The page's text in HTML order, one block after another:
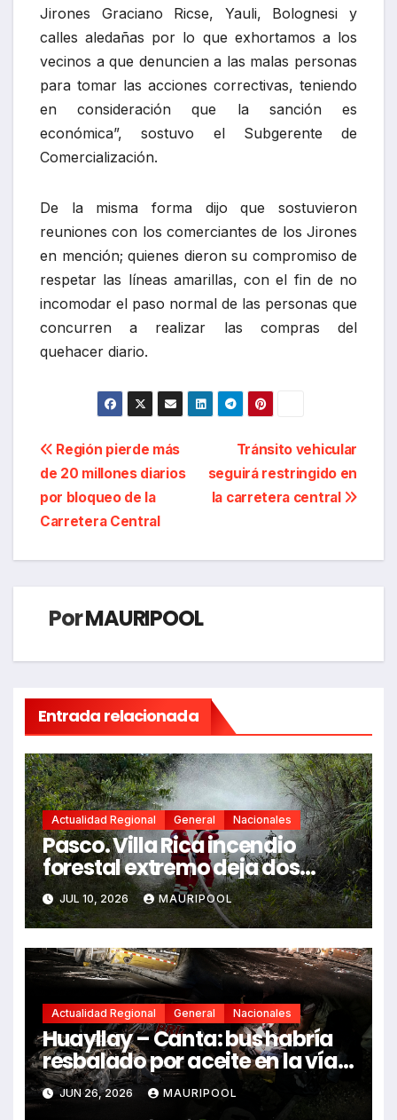
Jirones Graciano Ricse, Yauli, Bolognesi y
calles aledañas por lo que exhortamos a los
vecinos a que denuncien a las malas personas
para tomar las acciones correctivas, teniendo
en consideración que la sanción es
económica”, sostuvo el Subgerente de
Comercialización.
De la misma forma dijo que sostuvieron
reuniones con los comerciantes de los Jirones
en mención; quienes dieron su compromiso de
respetar las líneas amarillas, con el fin de no
incomodar el paso normal de las personas que
concurren a realizar las compras del
quehacer diario.
Navegación
de
entradas
Tránsito vehicular
seguirá restringido en
la carretera central
Región pierde más
de 20 millones diarios
por bloqueo de la
Carretera Central
PorMAURIPOOL
Entrada relacionada
Actualidad Regional General Nacionales
Pasco. Villa Rica incendio
forestal extremo deja dos
fallecidos y heridos
JUL 10, 2026 MAURIPOOL
Actualidad Regional General Nacionales
Huayllay – Canta: bus habría
resbalado por aceite en la vía e
impactó auto siniestrado
dejando dos fallecidos
JUN 26, 2026 MAURIPOOL